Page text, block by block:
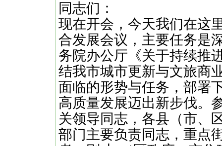
同志们：
现在开会，今天我们在这
合发展会议，主要任务是
务院办公厅《关于持续推
结我市城市更新与文旅商
面临的形势与任务，部署
高质量发展迈出新步伐。
关领导同志，各县（市、
部门主要负责同志，重点